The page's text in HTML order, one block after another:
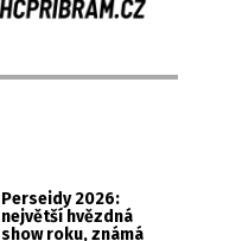
Perseidy 2026:
největší hvězdná
show roku, známá